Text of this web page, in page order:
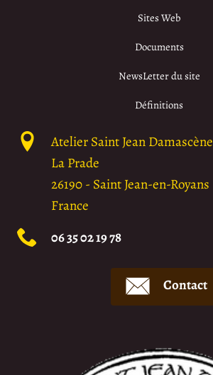
Sites Web
Documents
NewsLetter du site
Définitions
Atelier Saint Jean Damascène
La Prade
26190- Saint Jean-en-Royans
France
06 35 02 19 78
Contact